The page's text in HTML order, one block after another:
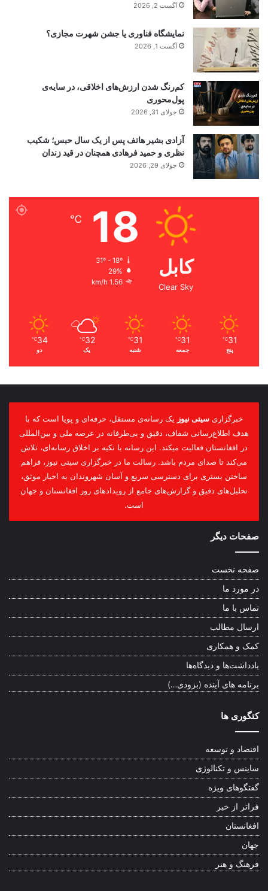
آگست 2, 2026
نمایشگاه فناوری یا جشن شهرت مجازی؟
آگست 1, 2026
کم‌رنگ شدن ارزش‌های اخلاقی، در سایه‌ی
پول‌محوری
جولای 31, 2026
آزادی بشیر هاتف پس از یک سال حبس؛ شکیب
نظری و حمید فرهادی همچنان در قید زندان
جولای 29, 2026
کابل
Clear Sky
18
℃
31º - 18º
29%
1.56 km/h
31
℃
پنج
31
℃
جمعه
31
℃
شنبه
32
℃
یک
34
℃
دو
خبرگزاری سیتی نیوز یک رسانه‌ی مستقل، حرفه‌ای و پویا است که با
هدف اطلاع‌رسانی شفاف، دقیق و بی‌طرفانه در عرصه ملی و بین‌المللی
در افغانستان فعالیت میکند. این رسانه با تکیه بر اخلاق رسانه‌ای، تلاش
می‌کند تا صدای مردم باشد. رسالت ما در خبرگزاری سیتی نیوز، فراهم
ساختن بستری برای دسترسی سریع و آسان شهروندان به اخبار موثق،
تحلیل‌های دقیق و گزارش‌های جامع از رویدادهای روز افغانستان و جهان
است.
صفحات دیگر
صفحه نخست
در مورد ما
تماس با ما
ارسال مطالب
کمک و همکاری
یادداشت‌ها و دیدگاه‌ها
برنامه های آینده (بزودی…)
کتگوری ها
اقتصاد و توسعه
ساینس و تکنالوژی
گفتگوهای ویژه
فراتر از خبر
افغانستان
جهان
فرهنگ و هنر